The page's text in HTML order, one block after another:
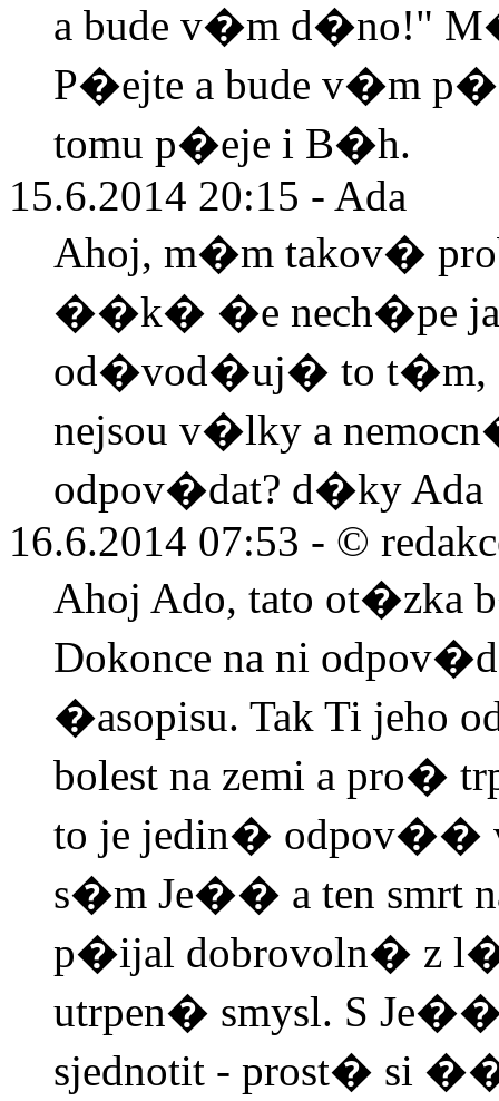
a bude v�m d�no!"
P�ejte a bude v�m
tomu p�eje i B�h.
15.6.2014 20:15 - Ada
Ahoj, m�m takov�
��k� �e nech�pe
od�vod�uj� to t�m,
nejsou v�lky a
odpov�dat? d�ky Ada
16.6.2014 07:53 - ©
Ahoj Ado, tato
Dokonce na ni
�asopisu. Tak Ti
bolest na zemi a pro�
to je jedin�
s�m Je�� a ten smrt
p�ijal dobrovoln� z
utrpen� smysl. S
sjednotit - prost� si